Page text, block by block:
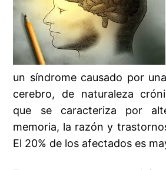
un síndrome causado por
cerebro, de naturaleza
que se caracteriza por
memoria, la razón y
El 20% de los afectados es